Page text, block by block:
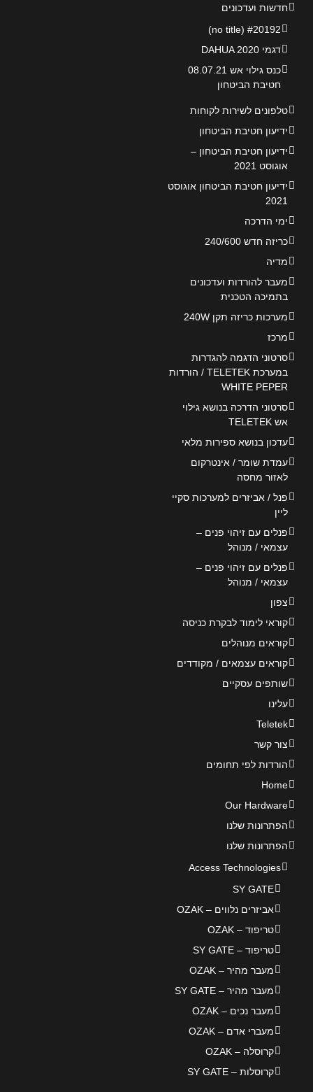
חדשות ועדכונים
#20192 (no title)
דגמי DAHUA 2020
כנס גילוי אש 08.07.21
חטיבת הביטחון
טלפונים לשירות לקוחות
ידיעון חטיבת הביטחון
ידיעון חטיבת הביטחון –
אוגוסט 2021
ידיעון חטיבת הביטחון אוגוסט
2021
ימי הדרכה
כריזה חדש 240/600
מדיה
מעבר להורדות ועדכונים
בתמיכה הטכנית
מערכות כריזה תקן 240W
מרכז
סרטוני הדגמה להגדרות
במערכת TELETEK / הורדות
WHITE PEPER
סרטוני הדרכה בנושא גילוי
אש TELETEK
עדכון בנושא ספירות מלאי
עמדת שומר / אינטרקום
לאזור מחסה
פנל / אביזרים למערכות סקיי
ליין
פנלים עם זיהוי פנים –
עצמאי / מנוהל
פנלים עם זיהוי פנים –
עצמאי / מנוהל
צפון
קוראי לימוד לבקרת כניסה
קוראים מנוהלים
קוראים עצמאים / מקודדים
שותפים עסקיים
עלינו
Teletek
צור קשר
הורדות לפי תחומים
Home
Our Hardware
הפתרונות שלנו
הפתרונות שלנו
Access Technologies
SY GATE
אביזרים נלווים – OZAK
טריפוד – OZAK
טריפוד – SY GATE
מעבר מהיר – OZAK
מעבר מהיר – SY GATE
מעבר נכים – OZAK
מעברי אדם – OZAK
קרוסלה – OZAK
קרוסלות – SY GATE